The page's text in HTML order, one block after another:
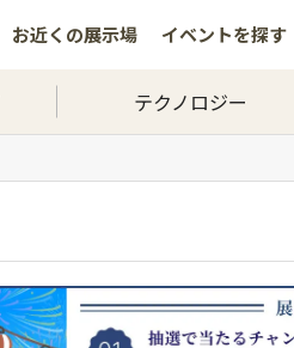
お近くの展示場 イベントを探す
テクノロジー